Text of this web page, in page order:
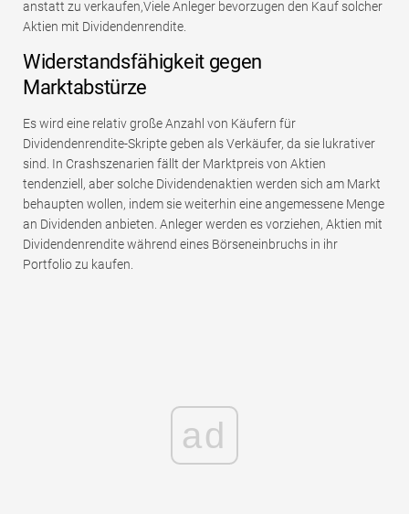
anstatt zu verkaufen,Viele Anleger bevorzugen den Kauf solcher
Aktien mit Dividendenrendite.
Widerstandsfähigkeit gegen
Marktabstürze
Es wird eine relativ große Anzahl von Käufern für
Dividendenrendite-Skripte geben als Verkäufer, da sie lukrativer
sind. In Crashszenarien fällt der Marktpreis von Aktien
tendenziell, aber solche Dividendenaktien werden sich am Markt
behaupten wollen, indem sie weiterhin eine angemessene Menge
an Dividenden anbieten. Anleger werden es vorziehen, Aktien mit
Dividendenrendite während eines Börseneinbruchs in ihr
Portfolio zu kaufen.
ad